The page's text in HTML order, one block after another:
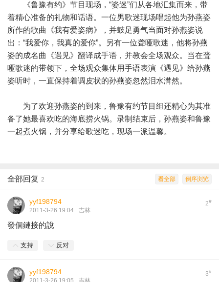
《鲁豫有约》节目现场，“姿迷”们从各地汇集而来，带
着精心准备的礼物和话语。一位男歌迷现场唱起他为孙燕姿
所作的歌曲《我有爱姿病》，并鼓足勇气当面对孙燕姿说
出：“我爱你，我真的爱你”。另有一位聋哑歌迷，他将孙燕
姿的成名曲《遇见》翻译成手语，并教会全场观众。当在聋
哑歌迷的带领下，全场观众集体用手语表演《遇见》给孙燕
姿听时，一直保持着调皮状的孙燕姿忽然泪水潸然。
为了欢迎孙燕姿的到来，鲁豫有约节目组还精心为其准
备了她最喜欢吃的海底捞火锅。录制结束后，孙燕姿和鲁豫
一起煮火锅，并分享给歌迷吃，现场一派温馨。
倒序浏览
看全部
全部回复 2
2#
yyf198794
2011-3-26 19:04 吉林
發個鏈接的說
支持 反对
3#
yyf198794
2011-3-26 19:05 吉林